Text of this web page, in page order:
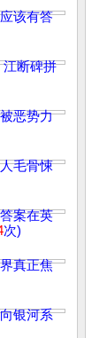
该有答
江断碑拼
恶势力
毛骨悚
案在英
次)
真正焦
银河系